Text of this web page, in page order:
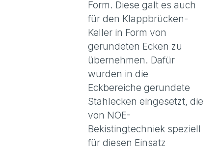
Form. Diese galt es auch
für den Klappbrücken-
Keller in Form von
gerundeten Ecken zu
übernehmen. Dafür
wurden in die
Eckbereiche gerundete
Stahlecken eingesetzt, die
von NOE-
Bekistingtechniek speziell
für diesen Einsatz